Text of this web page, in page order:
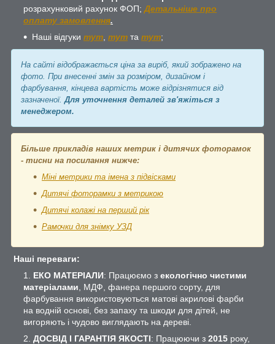
розрахунковий рахунок ФОП; Детальніше про
оплату замовлення.
Наші відгуки тут тут та тут;
На сайті відображається ціна за виріб, який зображено на
фото. При внесенні змін за розміром, дизайном і
фарбування, кінцева вартість може відрізнятися від
зазначеної. Для уточнення деталей зв'яжіться з
менеджером.
Більше прикладів наших метрик і дитячих фоторамок
- тисни на посилання нижче:
Міні метрики та імена з підвісками
Дитячі фоторамки з метрикою
Дитячі колажі на перший рік
Рамочки для знімку УЗД
Наші переваги:
ЕКО МАТЕРІАЛИ: Працюємо з екологічно чистими
матеріалами , МДФ, фанера першого сорту, для
фарбування використовуються матові акрилові фарби
на водній основі, без запаху та шкоди для дітей, не
вигоряють і чудово виглядають на дереві.
ДОСВІД І ГАРАНТІЯ ЯКОСТІ: Працюючи з 2015 року,